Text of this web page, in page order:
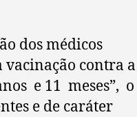
dos médicos
contra a
e 11 meses”, o
e de caráter